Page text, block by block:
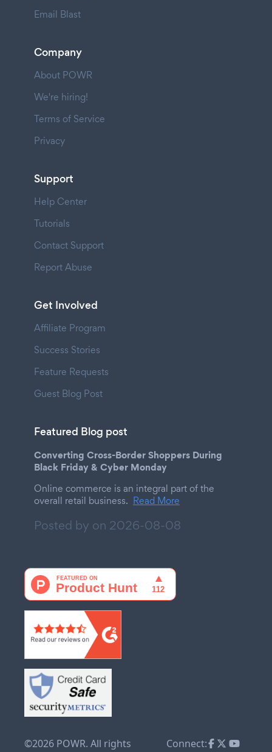
Email Blast
Company
About POWR
We're hiring!
Terms of Service
Privacy
Support
Help Center
Tutorials
Contact Support
Report Abuse
Get Involved
Affiliate Program
Success Stories
Feature Requests
Guest Blog Post
Featured Blog post
Converting Cross-Border Shoppers During
Black Friday & Cyber Monday
Online commerce is an integral part of the
overall retail business. Read More
Posted by on 2026-08-08
©2026 POWR. All rights
Connect: